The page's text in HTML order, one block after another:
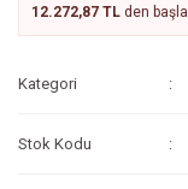
12.272,87 TL den
Kategori
Stok Kodu